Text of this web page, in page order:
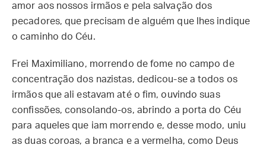
amor aos nossos irmãos e pela salvação dos
pecadores, que precisam de alguém que lhes indique
o caminho do Céu.
Frei Maximiliano, morrendo de fome no campo de
concentração dos nazistas, dedicou-se a todos os
irmãos que ali estavam até o fim, ouvindo suas
confissões, consolando-os, abrindo a porta do Céu
para aqueles que iam morrendo e, desse modo, uniu
as duas coroas, a branca e a vermelha, como Deus